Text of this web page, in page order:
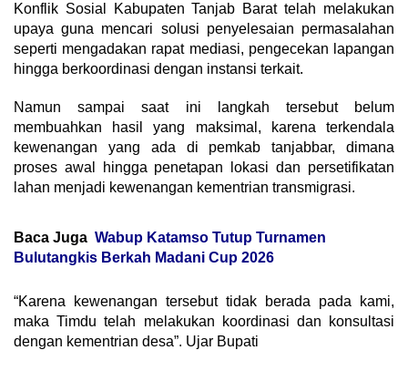
Konflik Sosial Kabupaten Tanjab Barat telah melakukan
upaya guna mencari solusi penyelesaian permasalahan
seperti mengadakan rapat mediasi, pengecekan lapangan
hingga berkoordinasi dengan instansi terkait.
Namun sampai saat ini langkah tersebut belum
membuahkan hasil yang maksimal, karena terkendala
kewenangan yang ada di pemkab tanjabbar, dimana
proses awal hingga penetapan lokasi dan persetifikatan
lahan menjadi kewenangan kementrian transmigrasi.
Baca Juga Wabup Katamso Tutup Turnamen
Bulutangkis Berkah Madani Cup 2026
“Karena kewenangan tersebut tidak berada pada kami,
maka Timdu telah melakukan koordinasi dan konsultasi
dengan kementrian desa”. Ujar Bupati